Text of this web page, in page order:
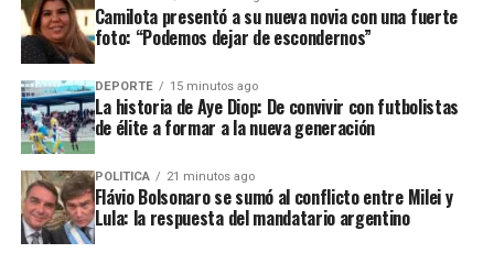
paso de superar los 1.500 pesos por unidad. Con solo
una rueda por delante para terminar esta semana el
tipo de cambio mayorista acumula una suba de 14,50
pesos, muy por encima de la baja de 12 pesos registrada
en la semana anterior”, detallóGustavo Quintana,
agente de PR Corredores de Cambio.
ADVERTISEMENT
facturación y crecimiento de usuarios, su margen
de ganancia operativa (EBIT) se redujo por debajo
de las previsiones de Wall Street: cayó al 6,7%
(frente al 12,2% registrado en el mismo trimestre
del año anterior). El resultado operativo total bajó
un 17% interanual hasta los USD 683 millones. A
los inversores de corto plazo les preocupa la
menor rentabilidad relativa respecto a periodos
anteriores.
Camilota presentó a su nueva novia con una fuerte
foto: “Podemos dejar de escondernos”
DEPORTE 15 minutos ago
La historia de Aye Diop: De convivir con futbolistas
de élite a formar a la nueva generación
POLITICA 21 minutos ago
Flávio Bolsonaro se sumó al conflicto entre Milei y
Lula: la respuesta del mandatario argentino